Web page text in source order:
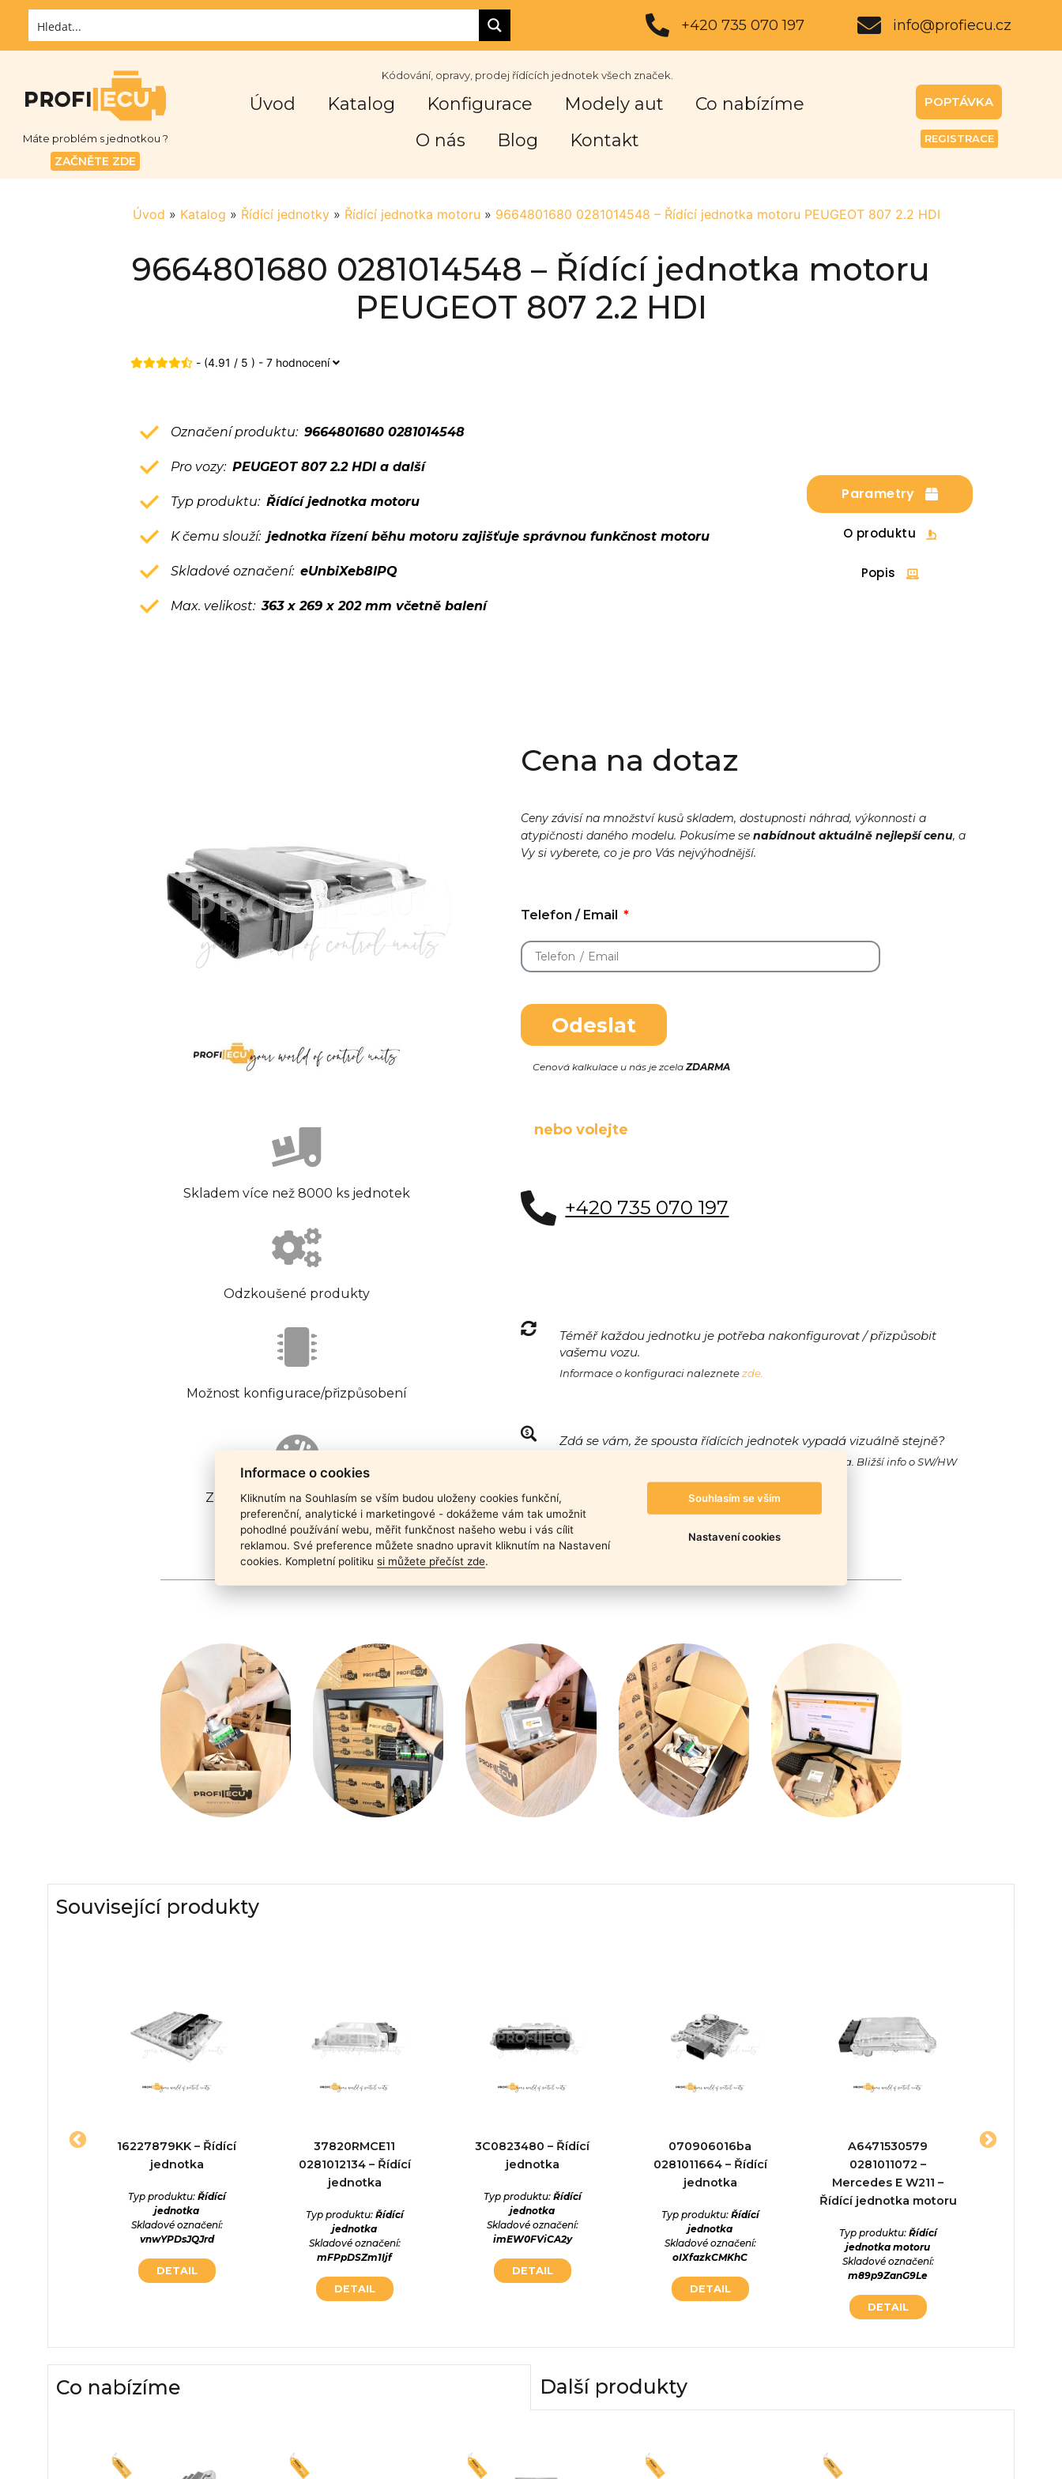
+420 735 070 197 info@profiecu.cz
Máte problém s jednotkou ?
ZAČNĚTE ZDE
Kódování, opravy, prodej řídících jednotek všech značek.
Úvod Katalog Konfigurace Modely aut
Co nabízíme
O nás
Blog Kontakt
POPTÁVKA
REGISTRACE
Úvod » Katalog » Řídící jednotky » Řídící jednotka motoru » 9664801680 0281014548 – Řídící jednotka motoru PEUGEOT 807 2.2 HDI
9664801680 0281014548 – Řídící jednotka motoru
PEUGEOT 807 2.2 HDI
- (4.91 / 5 ) - 7 hodnocení
Parametry
O produktu
Popis
Označení produktu: 9664801680 0281014548
Pro vozy: PEUGEOT 807 2.2 HDI a další
Typ produktu: Řídící jednotka motoru
K čemu slouží: jednotka řízení běhu motoru zajišťuje správnou funkčnost motoru
Skladové označení: eUnbiXeb8IPQ
Max. velikost:363 x 269 x 202 mm včetně balení
Skladem více než 8000 ks jednotek
Odzkoušené produkty
Možnost konfigurace/přizpůsobení
Záruka funkčnosti produktu
Cena na dotaz
Ceny závisí na množství kusů skladem, dostupnosti náhrad, výkonnosti a
atypičnosti daného modelu. Pokusíme senabídnout aktuálně nejlepší cenu, a
Vy si vyberete, co je pro Vás nejvýhodnější.
Telefon / Email
Odeslat
Cenová kalkulace u nás je zcelaZDARMA
nebo volejte
+420 735 070 197
Téměř každou jednotku je potřeba nakonfigurovat / přizpůsobit
vašemu vozu.
Informace o konfiguraci naleznetezde.
Zdá se vám, že spousta řídících jednotek vypadá vizuálně stejně?
Ano, máte pravdu! Liší se však jejich SW/HW a také cena. Bližší info o SW/HW
Související produkty
16227879KK – Řídící
jednotka
Typ produktu: Řídící
jednotka
Skladové označení:
vnwYPDsJQJrd
DETAIL
37820RMCE11
0281012134 – Řídící
jednotka
Typ produktu: Řídící
jednotka
Skladové označení:
mFPpDSZm1Ijf
DETAIL
3C0823480 – Řídící
jednotka
Typ produktu: Řídící
jednotka
Skladové označení:
imEW0FViCA2y
DETAIL
070906016ba
0281011664 – Řídící
jednotka
Typ produktu: Řídící
jednotka
Skladové označení:
oIXfazkCMKhC
DETAIL
A6471530579
0281011072 –
Mercedes E W211 –
Řídící jednotka motoru
Typ produktu: Řídící
jednotka motoru
Skladové označení:
m89p9ZanG9Le
DETAIL
Co nabízíme Další produkty
Informace o cookies
Kliknutím na Souhlasím se vším budou uloženy cookies funkční,
preferenční, analytické i marketingové - dokážeme vám tak umožnit
pohodlné používání webu, měřit funkčnost našeho webu i vás cílit
reklamou. Své preference můžete snadno upravit kliknutím na Nastavení
cookies. Kompletní politiku si můžete přečíst zde.
Souhlasím se vším
Nastavení cookies